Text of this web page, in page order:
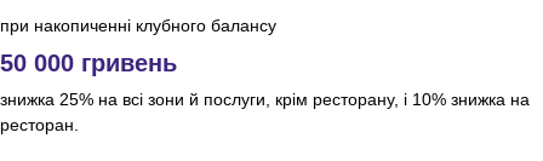
при накопиченні клубного балансу
50 000 гривень
знижка 25% на всі зони й послуги, крім ресторану, і 10% знижка на
ресторан.